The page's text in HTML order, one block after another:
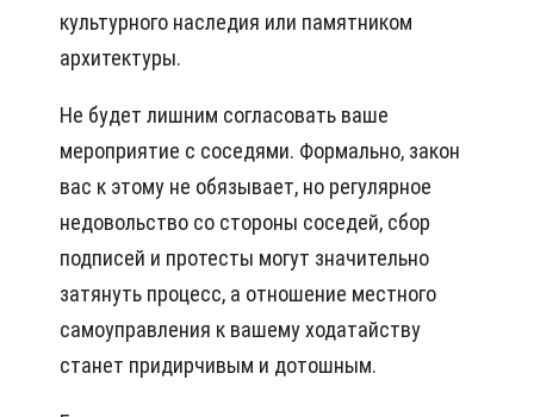
культурного наследия или памятником
архитектуры.
Не будет лишним согласовать ваше
мероприятие с соседями. Формально, закон
вас к этому не обязывает, но регулярное
недовольство со стороны соседей, сбор
подписей и протесты могут значительно
затянуть процесс, а отношение местного
самоуправления к вашему ходатайству
станет придирчивым и дотошным.